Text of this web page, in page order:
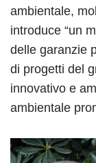
ambientale,
introduce “un
delle garanzie
di progetti del
innovativo e
ambientale